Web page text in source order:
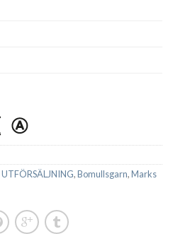
UTFÖRSÄLJNING,Bomullsgarn,Marks